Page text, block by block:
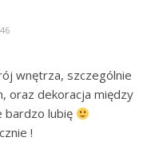
wnętrza, szczególnie
oraz dekoracja między
bardzo lubię
!